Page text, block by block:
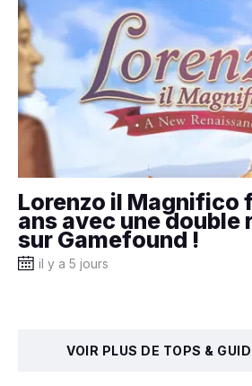
Lorenzo il Magnifico
ans avec une double
sur Gamefound !
il y a 5 jours
VOIR PLUS DE TOPS &